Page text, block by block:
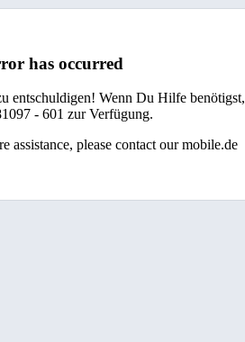
has occurred
entschuldigen! Wenn Du Hilfe benötigst,
- 601 zur Verfügung.
please contact our mobile.de